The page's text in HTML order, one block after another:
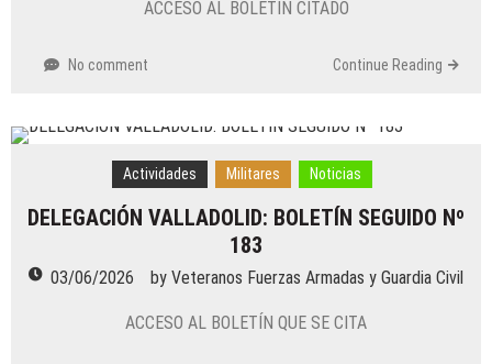
ACCESO AL BOLETÍN CITADO
No comment Continue Reading
Actividades Militares Noticias
DELEGACIÓN VALLADOLID: BOLETÍN SEGUIDO Nº
183
03/06/2026 by Veteranos Fuerzas Armadas y Guardia Civil
ACCESO AL BOLETÍN QUE SE CITA